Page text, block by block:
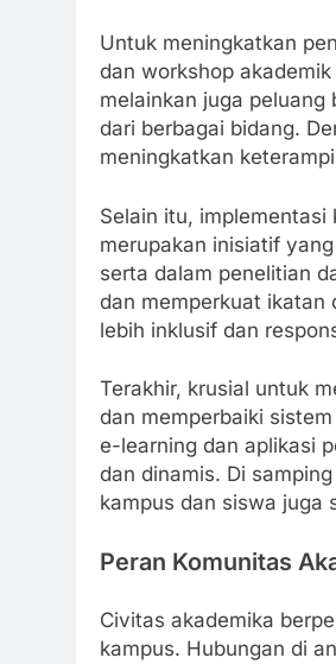
Untuk meningkatkan
dan workshop
melainkan juga
dari berbagai bidang.
meningkatkan
Selain itu,
merupakan inisiatif
serta dalam penelitian
dan memperkuat ikatan
lebih inklusif dan
Terakhir, krusial untuk
dan memperbaiki
e-learning dan aplikasi
dan dinamis. Di
kampus dan siswa juga
Peran Komunitas
Civitas akademika
kampus. Hubungan di